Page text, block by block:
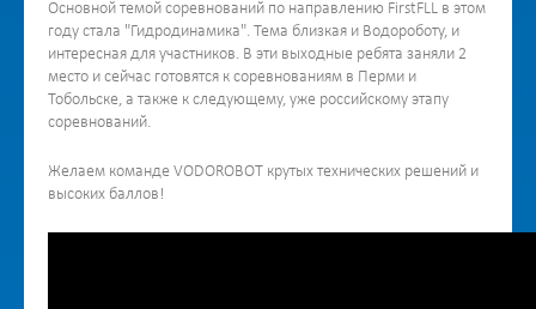
Основной темой соревнований по направлению FirstFLL в этом
году стала "Гидродинамика". Тема близкая и Водороботу, и
интересная для участников. В эти выходные ребята заняли 2
место и сейчас готовятся к соревнованиям в Перми и
Тобольске, а также к следующему, уже российскому этапу
соревнований.
Желаем команде VODOROBOT крутых технических решений и
высоких баллов!